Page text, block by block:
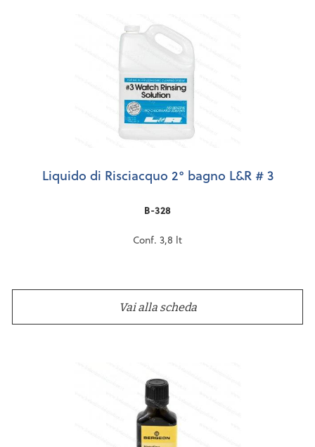
Liquido di Risciacquo 2° bagno L&R # 3
B-328
Conf. 3,8 lt
Vai alla scheda